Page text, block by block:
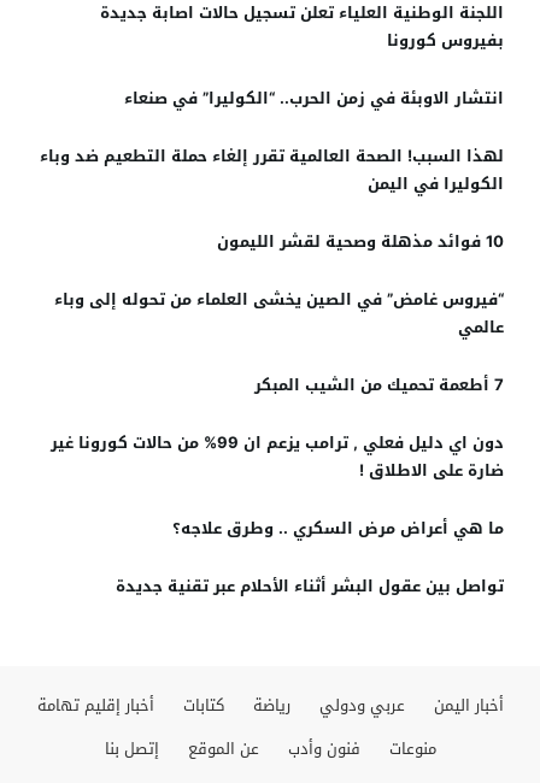
اللجنة الوطنية العلياء تعلن تسجيل حالات اصابة جديدة
بفيروس كورونا
انتشار الاوبئة في زمن الحرب.. “الكوليرا” في صنعاء
لهذا السبب! الصحة العالمية تقرر إلغاء حملة التطعيم ضد وباء
الكوليرا في اليمن
10 فوائد مذهلة وصحية لقشر الليمون
“فيروس غامض” في الصين يخشى العلماء من تحوله إلى وباء
عالمي
7 أطعمة تحميك من الشيب المبكر
دون اي دليل فعلي , ترامب يزعم ان 99% من حالات كورونا غير
ضارة على الاطلاق !
ما هي أعراض مرض السكري .. وطرق علاجه؟
تواصل بين عقول البشر أثناء الأحلام عبر تقنية جديدة
أخبار اليمن عربي ودولي رياضة كتابات
أخبار إقليم تهامة
منوعات
فنون وأدب عن الموقع إتصل بنا